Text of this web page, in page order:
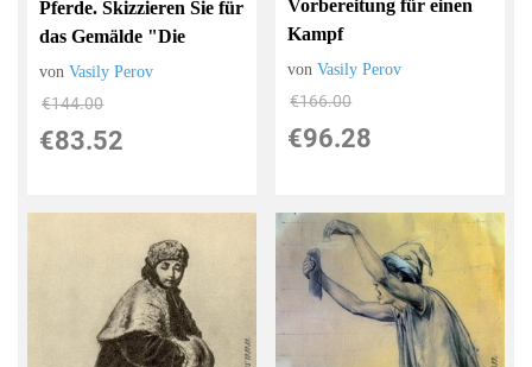
Pferde. Skizzieren Sie für
das Gemälde "Die
vonVasily Perov
€144.00
€83.52
Vorbereitung für einen
Kampf
vonVasily Perov
€166.00
€96.28